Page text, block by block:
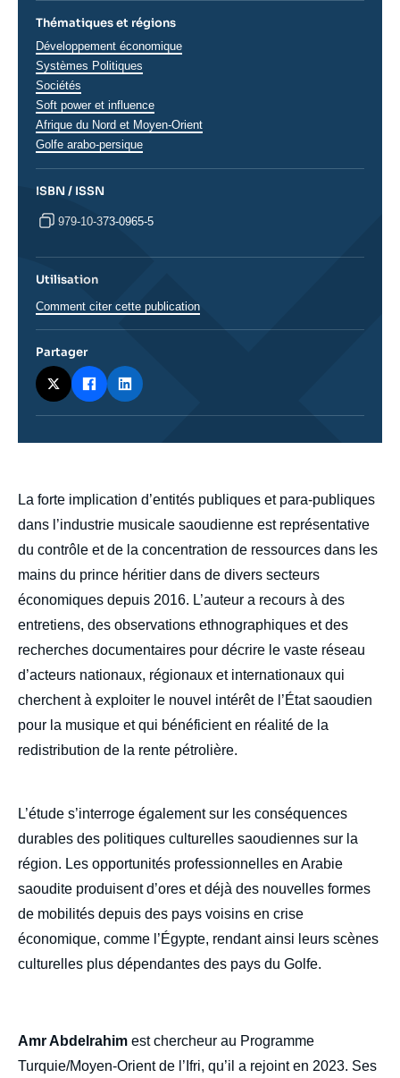
body
La forte implication d’entités publiques et para-publiques
dans l’industrie musicale saoudienne est représentative
du contrôle et de la concentration de ressources dans les
mains du prince héritier dans de divers secteurs
économiques depuis 2016. L’auteur a recours à des
entretiens, des observations ethnographiques et des
recherches documentaires pour décrire le vaste réseau
d’acteurs nationaux, régionaux et internationaux qui
cherchent à exploiter le nouvel intérêt de l’État saoudien
pour la musique et qui bénéficient en réalité de la
redistribution de la rente pétrolière.
L’étude s’interroge également sur les conséquences
durables des politiques culturelles saoudiennes sur la
région. Les opportunités professionnelles en Arabie
saoudite produisent d’ores et déjà des nouvelles formes
de mobilités depuis des pays voisins en crise
économique, comme l’Égypte, rendant ainsi leurs scènes
culturelles plus dépendantes des pays du Golfe.
Amr Abdelrahim est chercheur au Programme
Turquie/Moyen-Orient de l’Ifri, qu’il a rejoint en 2023. Ses
Thématiques et régions
Thématiques
analyses
Développement économique
Systèmes Politiques
Sociétés
Soft power et influence
Régions
Afrique du Nord et Moyen-Orient
Golfe arabo-persique
ISBN / ISSN
979-10-373-0965-5
Utilisation
Comment citer cette publication
Partager